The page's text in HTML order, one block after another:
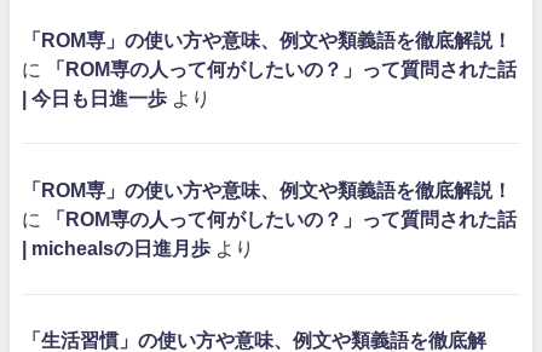
「ROM専」の使い方や意味、例文や類義語を徹底解説！
に
「ROM専の人って何がしたいの？」って質問された話
| 今日も日進一歩 より
「ROM専」の使い方や意味、例文や類義語を徹底解説！
に
「ROM専の人って何がしたいの？」って質問された話
| michealsの日進月歩 より
「生活習慣」の使い方や意味、例文や類義語を徹底解